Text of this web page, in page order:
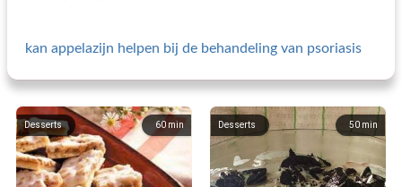
kan appelazijn helpen bij de behandeling van psoriasis
60 min
Desserts 50 min
Desserts